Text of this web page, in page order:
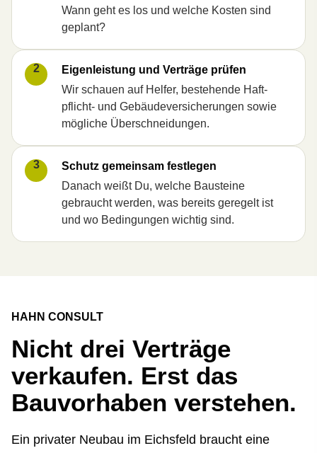
Wann geht es los und welche Kosten sind
geplant?
2
Eigenleistung und Verträge prüfen
Wir schauen auf Helfer, bestehende Haft­
pflicht- und Gebäudeversicherungen sowie
mögliche Überschneidungen.
3
Schutz gemeinsam festlegen
Danach weißt Du, welche Bausteine
gebraucht werden, was bereits geregelt ist
und wo Bedingungen wichtig sind.
HAHN CONSULT
Nicht drei Verträge
verkaufen. Erst das
Bauvorhaben verstehen.
Ein privater Neubau im Eichsfeld braucht eine